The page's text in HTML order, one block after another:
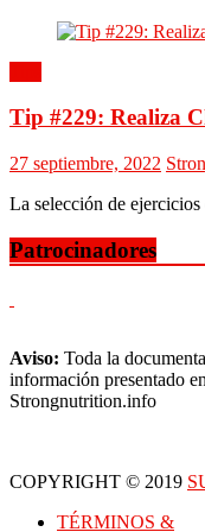
Tip #229: Realiza
27 septiembre, 2022
La selección de
Patrocinadores
Aviso: Toda la
información presentado
Strongnutrition.info
COPYRIGHT © 2019
TÉRMINOS &